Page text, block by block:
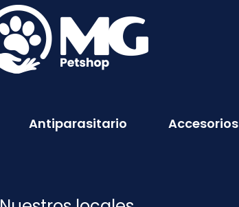
Antiparasitario Accesorios